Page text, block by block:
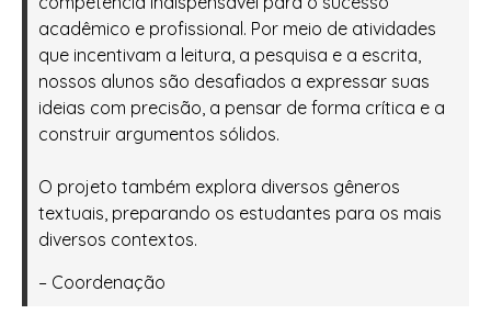
acadêmico e profissional. Por meio de atividades
que incentivam a leitura, a pesquisa e a escrita,
nossos alunos são desafiados a expressar suas
ideias com precisão, a pensar de forma crítica e a
construir argumentos sólidos.
O projeto também explora diversos gêneros
textuais, preparando os estudantes para os mais
diversos contextos.
– Coordenação